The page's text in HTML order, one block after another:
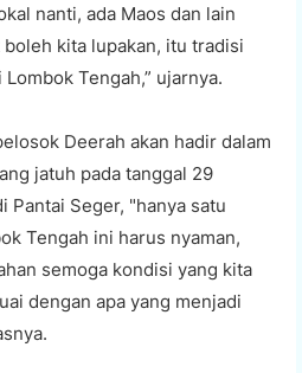
nanti, ada Maos dan lain
kita lupakan, itu tradisi
Tengah,” ujarnya.
Deerah akan hadir dalam
jatuh pada tanggal 29
Pantai Seger, "hanya satu
Tengah ini harus nyaman,
semoga kondisi yang kita
dengan apa yang menjadi